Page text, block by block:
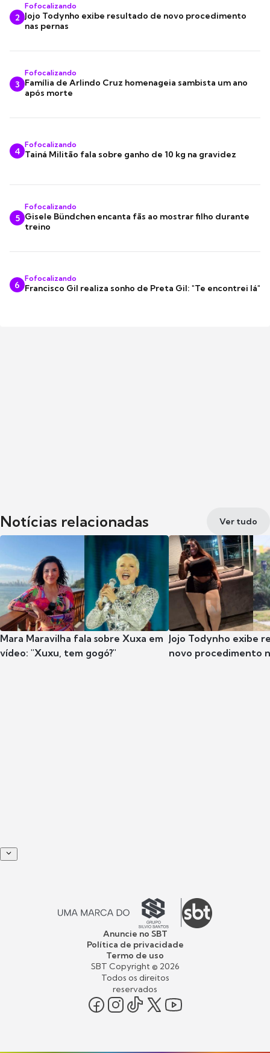
2
Fofocalizando
Jojo Todynho exibe resultado de novo procedimento
nas pernas
3
Fofocalizando
Família de Arlindo Cruz homenageia sambista um ano
após morte
4
Fofocalizando
Tainá Militão fala sobre ganho de 10 kg na gravidez
5
Fofocalizando
Gisele Bündchen encanta fãs ao mostrar filho durante
treino
6
Fofocalizando
Francisco Gil realiza sonho de Preta Gil: "Te encontrei lá"
Notícias relacionadas Ver tudo
Mara Maravilha fala sobre Xuxa em
vídeo: "Xuxu, tem gogó?"
Jojo Todynho exibe
novo procedimento
Anuncie no SBT
Política de privacidade
Termo de uso
SBT Copyright © 2026
Todos os direitos
reservados